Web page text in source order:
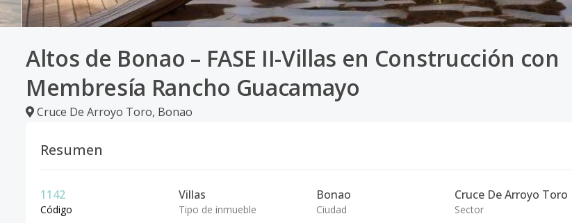
Altos de Bonao – FASE II-Villas en Construcción con
Membresía Rancho Guacamayo
Cruce De Arroyo Toro, Bonao
Resumen
1142
Código
Villas
Tipo de inmueble
Bonao
Ciudad
Cruce De Arroyo Toro
Sector